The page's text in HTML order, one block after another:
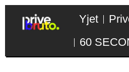
Yjet
60